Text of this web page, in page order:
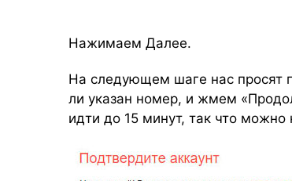
Нажимаем Далее.
На следующем шаге нас просят
ли указан номер, и жмем
идти до 15 минут, так что